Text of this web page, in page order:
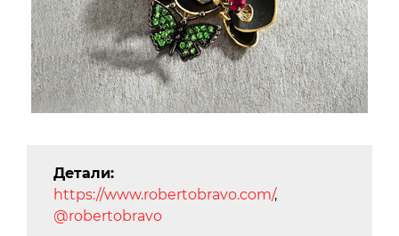
Детали:
https://www.robertobravo.com/,
@robertobravo